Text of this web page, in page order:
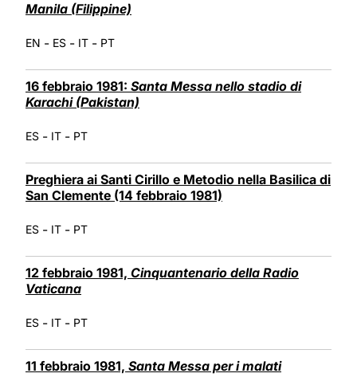
Manila (Filippine)
EN - ES - IT - PT
16 febbraio 1981: Santa Messa nello stadio di
Karachi (Pakistan)
ES - IT - PT
Preghiera ai Santi Cirillo e Metodio nella Basilica di
San Clemente (14 febbraio 1981)
ES - IT - PT
12 febbraio 1981, Cinquantenario della Radio
Vaticana
ES - IT - PT
11 febbraio 1981, Santa Messa per i malati